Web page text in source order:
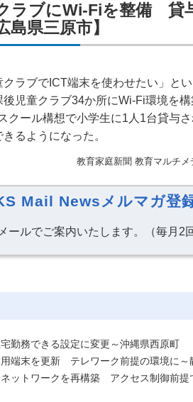
ラブにWi-Fiを整備 貸
県三原市】
ラブでICT端末を使わせたい」と
児童クラブ34か所にWi-Fi環境を
クール構想で小学生に1人1台貸与
るようになった。
教育家庭新聞 教育マルチ
Mail Newsメルマガ登
ールでご案内いたします。（毎月2
勤務できる設定に変更～沖縄県西原町
端末を更新 テレワーク前提の環境に～
ットワークを再構築 アクセス制御前提